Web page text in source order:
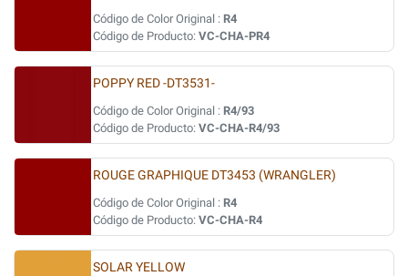
Código de Color Original : R4
Código de Producto: VC-CHA-PR4
POPPY RED -DT3531-
Código de Color Original : R4/93
Código de Producto: VC-CHA-R4/93
ROUGE GRAPHIQUE DT3453 (WRANGLER)
Código de Color Original : R4
Código de Producto: VC-CHA-R4
SOLAR YELLOW